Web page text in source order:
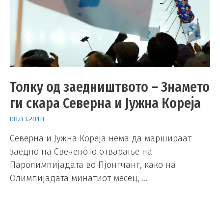
Толку од заедништвото – Знамето
ги скара Северна и Јужна Кореја
08.03.2018
Северна и Јужна Кореја нема да маршираат
заедно на Свеченото отварање на
Паролимпијадата во Пјонгчанг, како на
Олимпијадата минатиот месец, …